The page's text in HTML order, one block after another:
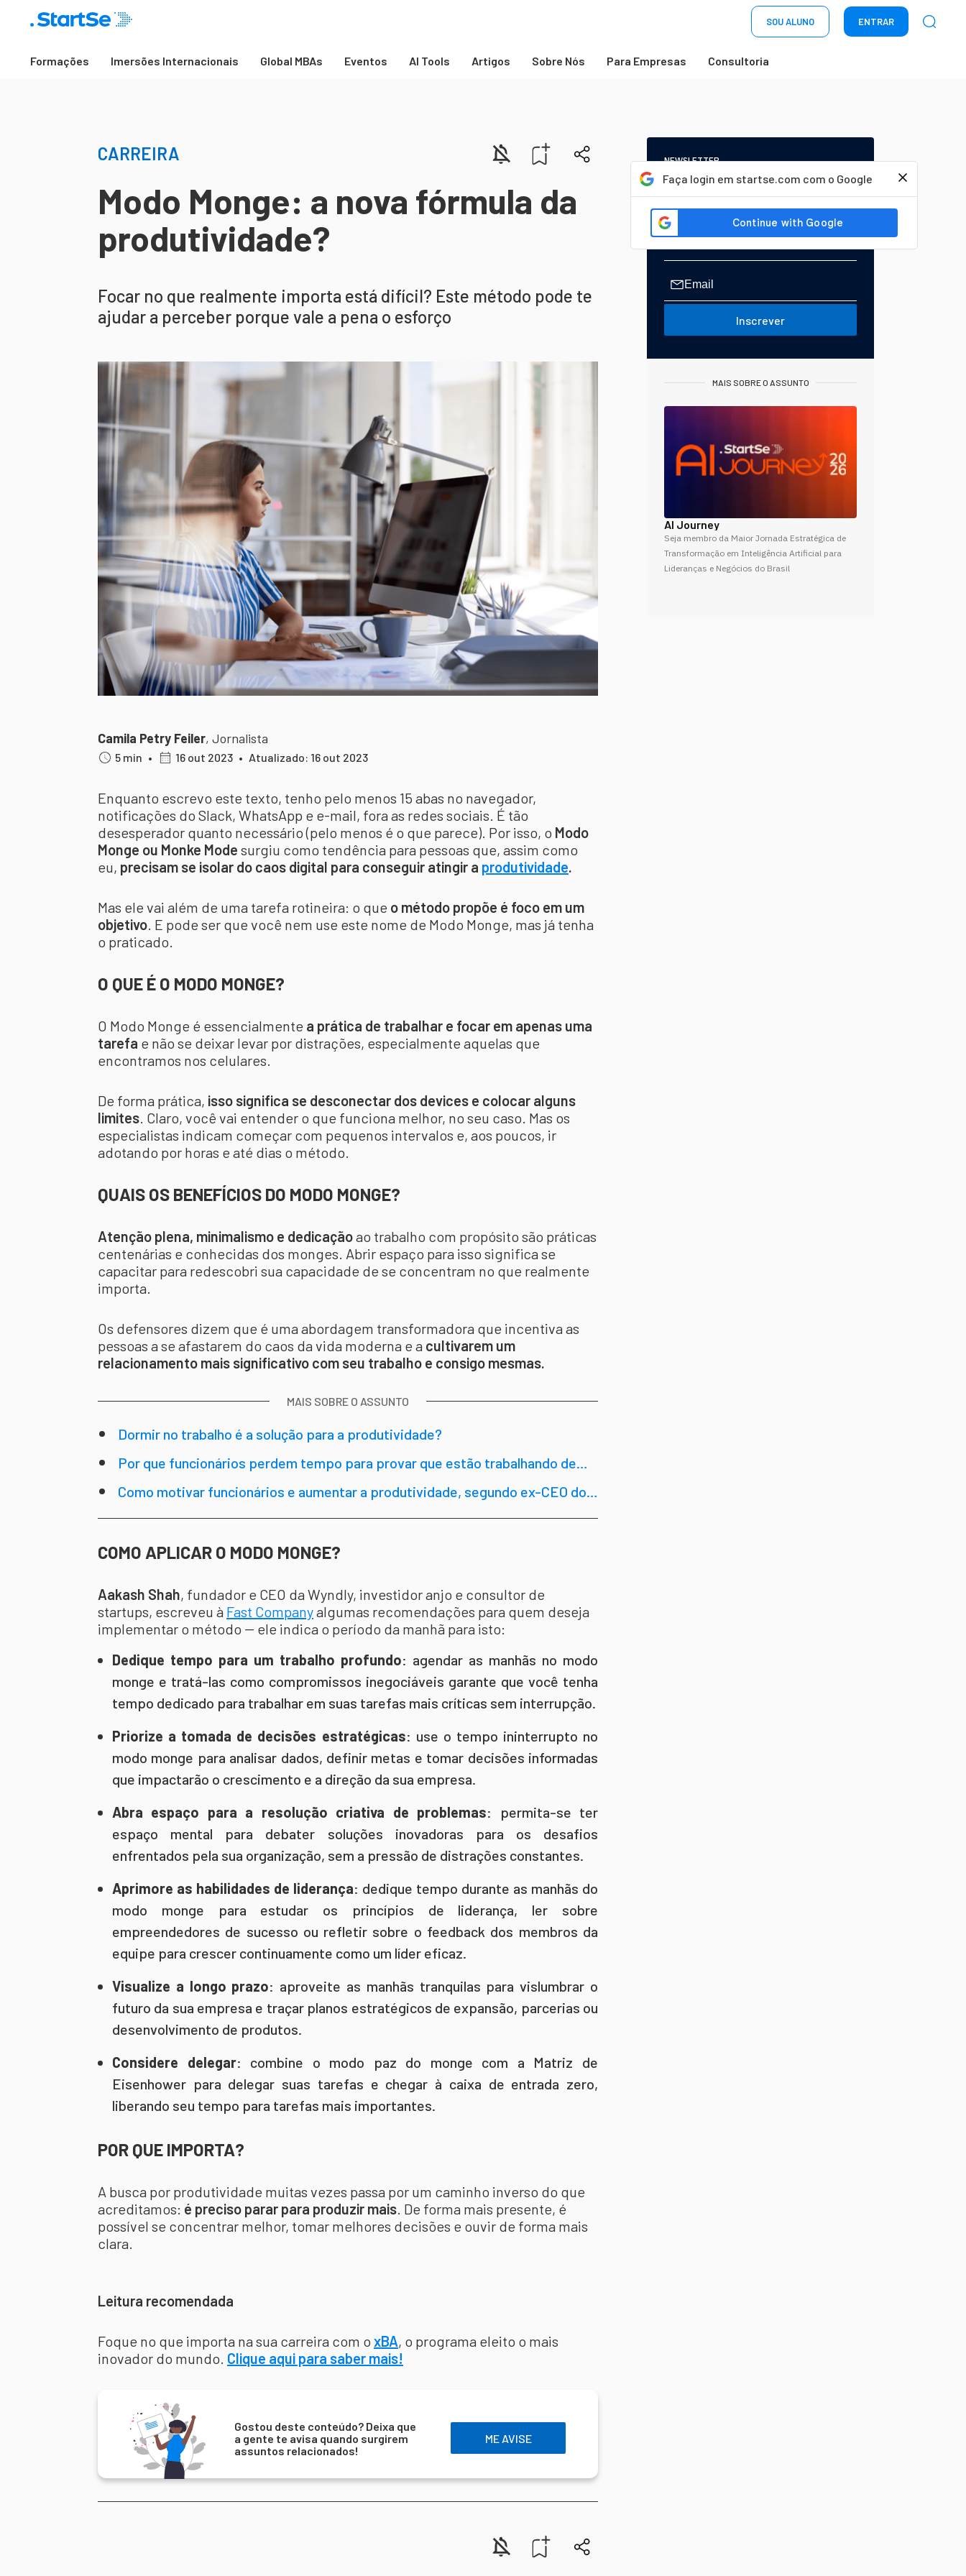
SOU ALUNO ENTRAR
Formações Imersões Internacionais Global MBAs Eventos AI Tools Artigos Sobre Nós Para Empresas Consultoria
Faça login em startse.com com o Google
CARREIRA
Modo Monge: a nova fórmula da
produtividade?
Focar no que realmente importa está difícil? Este método pode te
ajudar a perceber porque vale a pena o esforço
Camila Petry Feiler, Jornalista
5 min • 16 out 2023 • Atualizado: 16 out 2023
Enquanto escrevo este texto, tenho pelo menos 15 abas no navegador,
notificações do Slack, WhatsApp e e-mail, fora as redes sociais. É tão
desesperador quanto necessário (pelo menos é o que parece). Por isso, o Modo
Monge ou Monke Mode surgiu como tendência para pessoas que, assim como
eu, precisam se isolar do caos digital para conseguir atingir a produtividade.
Mas ele vai além de uma tarefa rotineira: o que o método propõe é foco em um
objetivo. E pode ser que você nem use este nome de Modo Monge, mas já tenha
o praticado.
O QUE É O MODO MONGE?
O Modo Monge é essencialmente a prática de trabalhar e focar em apenas uma
tarefa e não se deixar levar por distrações, especialmente aquelas que
encontramos nos celulares.
De forma prática, isso significa se desconectar dos devices e colocar alguns
limites. Claro, você vai entender o que funciona melhor, no seu caso. Mas os
especialistas indicam começar com pequenos intervalos e, aos poucos, ir
adotando por horas e até dias o método.
QUAIS OS BENEFÍCIOS DO MODO MONGE?
Atenção plena, minimalismo e dedicaçãoao trabalho com propósito são práticas
centenárias e conhecidas dos monges. Abrir espaço para isso significa se
capacitar para redescobri sua capacidade de se concentram no que realmente
importa.
Os defensores dizem que é uma abordagem transformadora que incentiva as
pessoas a se afastarem do caos da vida moderna e a cultivarem um
relacionamento mais significativo com seu trabalho e consigo mesmas.
MAIS SOBRE O ASSUNTO
Dormir no trabalho é a solução para a produtividade?
Por que funcionários perdem tempo para provar que estão trabalhando de
Como motivar funcionários e aumentar a produtividade, segundo ex-CEO do
COMO APLICAR O MODO MONGE?
Aakash Shah, fundador e CEO da Wyndly, investidor anjo e consultor de
startups, escreveu à Fast Companyalgumas recomendações para quem deseja
implementar o método -- ele indica o período da manhã para isto:
Dedique tempo para um trabalho profundo: agendar as manhãs no modo
monge e tratá-las como compromissos inegociáveis garante que você tenha
tempo dedicado para trabalhar em suas tarefas mais críticas sem interrupção.
Priorize a tomada de decisões estratégicas: use o tempo ininterrupto no
modo monge para analisar dados, definir metas e tomar decisões informadas
que impactarão o crescimento e a direção da sua empresa.
Abra espaço para a resolução criativa de problemas: permita-se ter
espaço mental para debater soluções inovadoras para os desafios
enfrentados pela sua organização, sem a pressão de distrações constantes.
Aprimore as habilidades de liderança: dedique tempo durante as manhãs do
modo monge para estudar os princípios de liderança, ler sobre
empreendedores de sucesso ou refletir sobre o feedback dos membros da
equipe para crescer continuamente como um líder eficaz.
Visualize a longo prazo: aproveite as manhãs tranquilas para vislumbrar o
futuro da sua empresa e traçar planos estratégicos de expansão, parcerias ou
desenvolvimento de produtos.
Considere delegar: combine o modo paz do monge com a Matriz de
Eisenhower para delegar suas tarefas e chegar à caixa de entrada zero,
liberando seu tempo para tarefas mais importantes.
POR QUE IMPORTA?
A busca por produtividade muitas vezes passa por um caminho inverso do que
acreditamos: é preciso parar para produzir mais. De forma mais presente, é
possível se concentrar melhor, tomar melhores decisões e ouvir de forma mais
clara.
Leitura recomendada
Foque no que importa na sua carreira com o xBA, o programa eleito o mais
inovador do mundo. Clique aqui para saber mais!
Gostou deste conteúdo? Deixa que
a gente te avisa quando surgirem
assuntos relacionados!
ME AVISE
NEWSLETTER
Start Seu dia:
A Newsletter do AGORA!
Inscrever
MAIS SOBRE O ASSUNTO
AI Journey
Seja membro da Maior Jornada Estratégica de
Transformação em Inteligência Artificial para
Lideranças e Negócios do Brasil